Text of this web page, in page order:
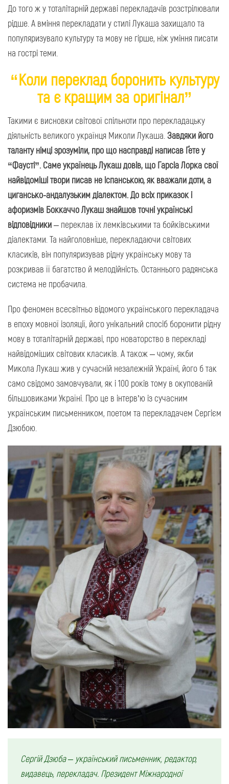
До того ж у тоталітарній державі перекладачів розстрілювали
рідше. А вміння перекладати у стилі Лукаша захищало та
популяризувало культуру та мову не гірше, ніж уміння писати
на гострі теми.
“Коли переклад боронить культуру
та є кращим за оригінал”
Такими є висновки світової спільноти про перекладацьку
діяльність великого українця Миколи Лукаша. Завдяки його
таланту німці зрозуміли, про що насправді написав Ґете у
“Фаусті”. Саме українець Лукаш довів, що Гарсіа Лорка свої
найвідоміші твори писав не іспанською, як вважали доти, а
цигансько-андалузьким діалектом. До всіх приказок і
афоризмів Боккаччо Лукаш знайшов точні українські
відповідники– переклав їх лемківськими та бойківськими
діалектами. Та найголовніше, перекладаючи світових
класиків, він популяризував рідну українську мову та
розкривав її багатство й мелодійність. Останнього радянська
система не пробачила.
Про феномен всесвітньо відомого українського перекладача
в епоху мовної ізоляції, його унікальний спосіб боронити рідну
мову в тоталітарній державі, про новаторство в перекладі
найвідоміших світових класиків. А також – чому, якби
Микола Лукаш жив у сучасній незалежній Україні, його б так
само свідомо замовчували, як і 100 років тому в окупованій
більшовиками Україні. Про це в інтерв’ю із сучасним
українським письменником, поетом та перекладачем Сергієм
Дзюбою.
Сергій Дзюба – український письменник, редактор,
видавець, перекладач. Президент Міжнародної